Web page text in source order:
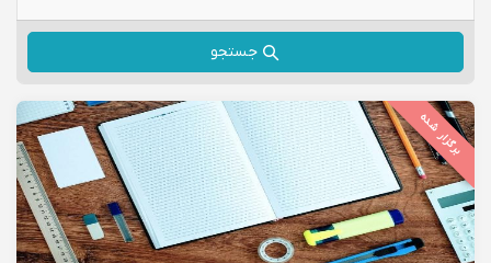
جستجو
برگزار شده